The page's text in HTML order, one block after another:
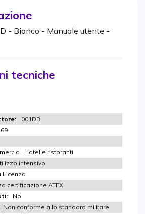
- Bianco - Manuale utente -
tecniche
001DB
, Hotel e ristoranti
intensivo
Licenza
certificazione ATEX
No
Non conforme allo standard militare